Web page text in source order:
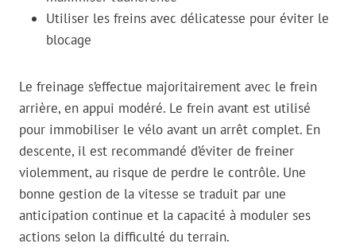
Utiliser les freins avec délicatesse pour éviter le
blocage
Le freinage s’effectue majoritairement avec le frein
arrière, en appui modéré. Le frein avant est utilisé
pour immobiliser le vélo avant un arrêt complet. En
descente, il est recommandé d’éviter de freiner
violemment, au risque de perdre le contrôle. Une
bonne gestion de la vitesse se traduit par une
anticipation continue et la capacité à moduler ses
actions selon la difficulté du terrain.